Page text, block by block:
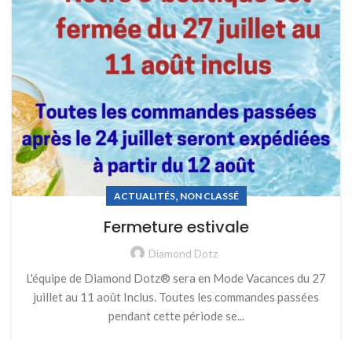
ACTUALITÉS, NON CLASSÉ
Fermeture estivale
Diamond Dotz
L'équipe de Diamond Dotz® sera en Mode Vacances du 27
juillet au 11 août Inclus. Toutes les commandes passées
pendant cette période se...